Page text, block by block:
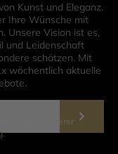
Kunst und Eleganz.
Ihre Wünsche mit
Unsere Vision ist es,
und Leidenschaft
schätzen. Mit
wöchentlich aktuelle
Sie in unserer
.